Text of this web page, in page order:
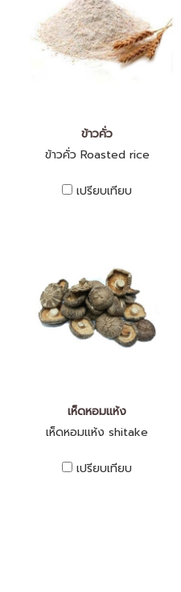
ข้าวคั่ว
ข้าวคั่ว Roasted rice
เปรียบเทียบ
เห็ดหอมแห้ง
เห็ดหอมแห้ง shitake
เปรียบเทียบ